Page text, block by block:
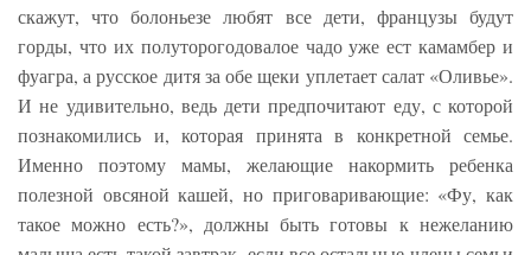
скажут, что болоньезе любят все дети, французы будут
горды, что их полуторогодовалое чадо уже ест камамбер и
фуагра, а русское дитя за обе щеки уплетает салат «Оливье».
И не удивительно, ведь дети предпочитают еду, с которой
познакомились и, которая принята в конкретной семье.
Именно поэтому мамы, желающие накормить ребенка
полезной овсяной кашей, но приговаривающие: «Фу, как
такое можно есть?», должны быть готовы к нежеланию